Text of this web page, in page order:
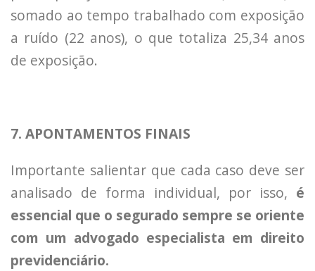
somado ao tempo trabalhado com exposição
a ruído (22 anos), o que totaliza 25,34 anos
de exposição.
7. APONTAMENTOS FINAIS
Importante salientar que cada caso deve ser
analisado de forma individual, por isso, é
essencial que o segurado sempre se oriente
com um advogado especialista em direito
previdenciário.